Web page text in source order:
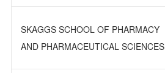
SKAGGS SCHOOL OF PHARMACY
AND PHARMACEUTICAL SCIENCES